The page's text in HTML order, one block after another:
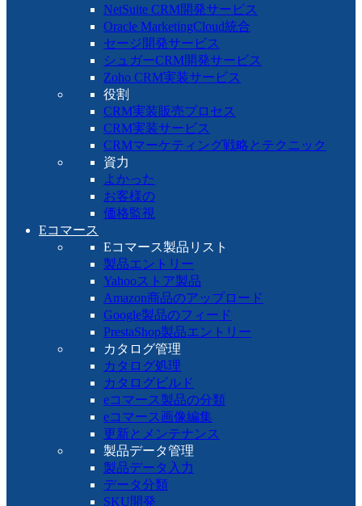
NetSuite CRM開発サービス
Oracle MarketingCloud統合
セージ開発サービス
シュガーCRM開発サービス
Zoho CRM実装サービス
役割
CRM実装販売プロセス
CRM実装サービス
CRMマーケティング戦略とテクニック
資力
よかった
お客様の
価格監視
Eコマース
Eコマース製品リスト
製品エントリー
Yahooストア製品
Amazon商品のアップロード
Google製品のフィード
PrestaShop製品エントリー
カタログ管理
カタログ処理
カタログビルド
eコマース製品の分類
eコマース画像編集
更新とメンテナンス
製品データ管理
製品データ入力
データ分類
SKU開発